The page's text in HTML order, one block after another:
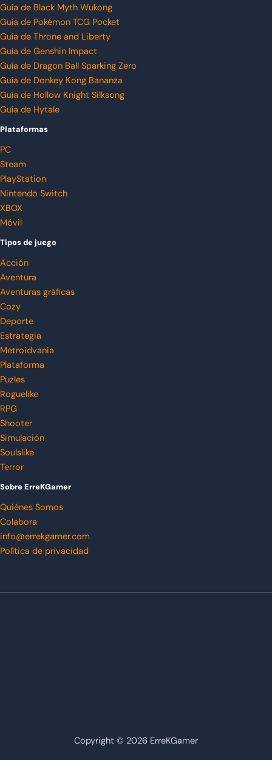
Guía de Black Myth Wukong
Guía de Pokémon TCG Pocket
Guía de Throne and Liberty
Guía de Genshin Impact
Guía de Dragon Ball Sparking Zero
Guía de Donkey Kong Bananza
Guía de Hollow Knight Silksong
Guía de Hytale
Plataformas
PC
Steam
PlayStation
Nintendo Switch
XBOX
Móvil
Tipos de juego
Acción
Aventura
Aventuras gráficas
Cozy
Deporte
Estrategia
Metroidvania
Plataforma
Puzles
Roguelike
RPG
Shooter
Simulación
Soulslike
Terror
Sobre ErreKGamer
Quiénes Somos
Colabora
info@errekgamer.com
Política de privacidad
Copyright © 2026 ErreKGamer